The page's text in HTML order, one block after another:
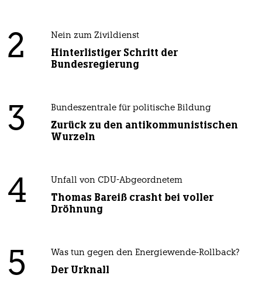
2 Nein zum Zivildienst
Hinterlistiger Schritt der
Bundesregierung
3 Bundeszentrale für politische Bildung
Zurück zu den antikommunistischen
Wurzeln
4 Unfall von CDU-Abgeordnetem
Thomas Bareiß crasht bei voller
Dröhnung
5 Was tun gegen den Energiewende-Rollback?
Der Urknall